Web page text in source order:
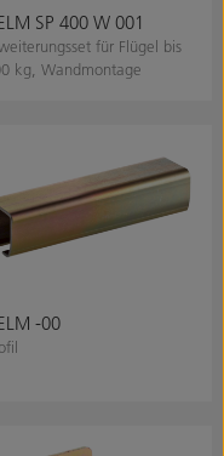
SP 400 W 001
für Flügel bis
kg, Wandmontage
-00